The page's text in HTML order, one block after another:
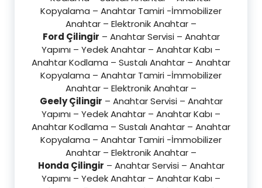
Kopyalama – Anahtar Tamiri -İmmobilizer
Anahtar – Elektronik Anahtar –
Ford Çilingir – Anahtar Servisi – Anahtar
Yapımı – Yedek Anahtar – Anahtar Kabı –
Anahtar Kodlama – Sustalı Anahtar – Anahtar
Kopyalama – Anahtar Tamiri -İmmobilizer
Anahtar – Elektronik Anahtar –
Geely Çilingir – Anahtar Servisi – Anahtar
Yapımı – Yedek Anahtar – Anahtar Kabı –
Anahtar Kodlama – Sustalı Anahtar – Anahtar
Kopyalama – Anahtar Tamiri -İmmobilizer
Anahtar – Elektronik Anahtar –
Honda Çilingir – Anahtar Servisi – Anahtar
Yapımı – Yedek Anahtar – Anahtar Kabı –